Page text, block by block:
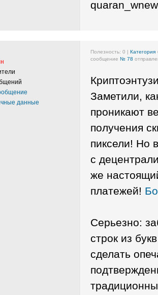
данные
Полезность: 0 | Категория
сообщение № 78
Заметили,
проникают
получения
пиксели! Но
с
же
платежей!
Серьезно:
строк из
сделать